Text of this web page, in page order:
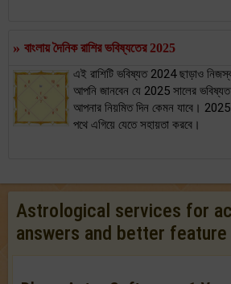
» বাংলায় দৈনিক রাশির ভবিষ্যতের 2025
এই রাশিটি ভবিষ্যত 2024 ছাড়াও
আপনি জানবেন যে 2025 সালের
আপনার নিয়মিত দিন কেমন যাবে।
পথে এগিয়ে যেতে সহায়তা করবে।
Astrological services for
answers and better feature